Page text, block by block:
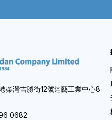
柴灣吉勝街12號達藝工業中心8
0682